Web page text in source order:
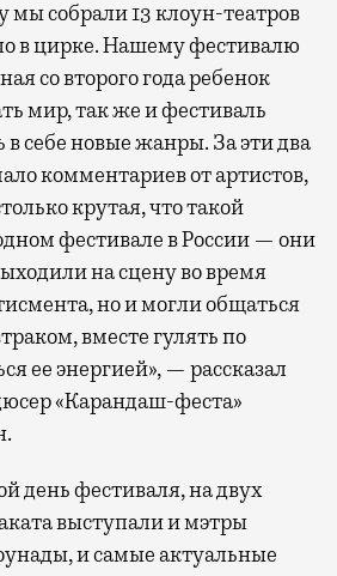
мы собрали 13 клоун-театров
в цирке. Нашему фестивалю
со второго года ребенок
мир, так же и фестиваль
в себе новые жанры. За эти два
комментариев от артистов,
крутая, что такой
фестивале в России — они
на сцену во время
но и могли общаться
вместе гулять по
ее энергией», — рассказал
«Карандаш-феста»
день фестиваля, на двух
выступали и мэтры
и самые актуальные